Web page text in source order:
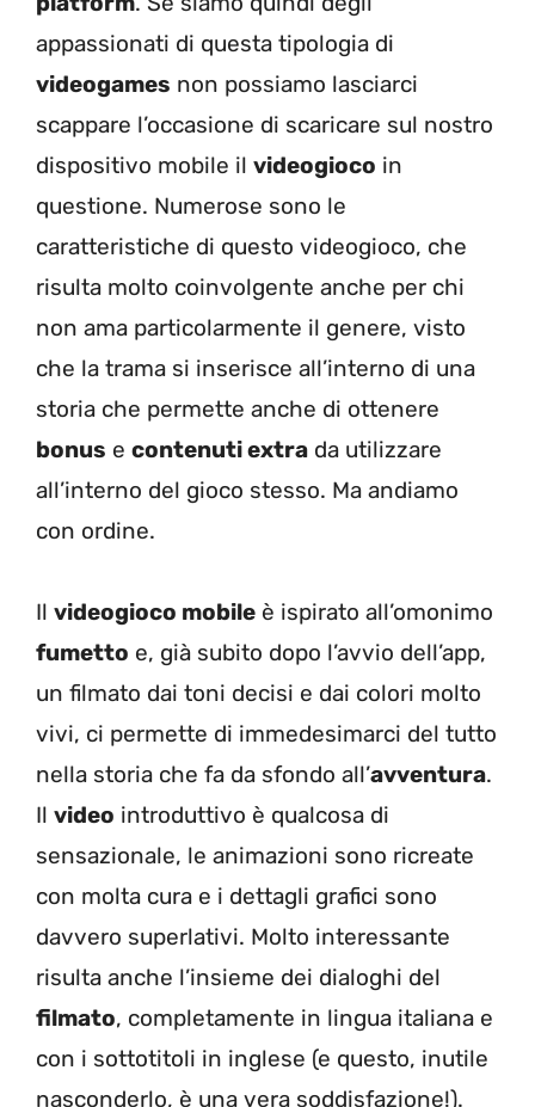
appassionati di questa tipologia di
videogames non possiamo lasciarci
scappare l’occasione di scaricare sul nostro
dispositivo mobile il videogioco in
questione. Numerose sono le
caratteristiche di questo videogioco, che
risulta molto coinvolgente anche per chi
non ama particolarmente il genere, visto
che la trama si inserisce all’interno di una
storia che permette anche di ottenere
bonus e contenuti extra da utilizzare
all’interno del gioco stesso. Ma andiamo
con ordine.
Il videogioco mobile è ispirato all’omonimo
fumetto e, già subito dopo l’avvio dell’app,
un filmato dai toni decisi e dai colori molto
vivi, ci permette di immedesimarci del tutto
nella storia che fa da sfondo all’avventura.
Il video introduttivo è qualcosa di
sensazionale, le animazioni sono ricreate
con molta cura e i dettagli grafici sono
davvero superlativi. Molto interessante
risulta anche l’insieme dei dialoghi del
filmato, completamente in lingua italiana e
con i sottotitoli in inglese (e questo, inutile
nasconderlo, è una vera soddisfazione!).